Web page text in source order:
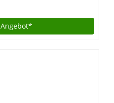
Angebot*